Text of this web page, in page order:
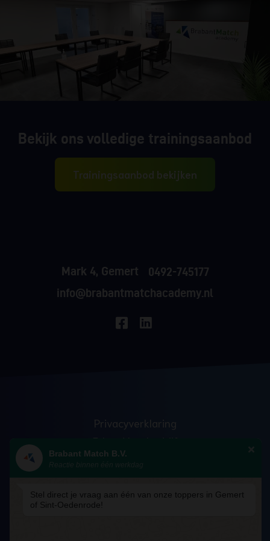
Bekijk ons volledige trainingsaanbod
Trainingsaanbod bekijken
Mark 4, Gemert
0492-745177
info@brabantmatchacademy.nl
Privacyverklaring
Erkend leerbedrijf
Anti discriminatie
Veelgestelde vragen
Blog
Brabant Match B.V.
Stel direct je vraag aan één van onze toppers in Gemert
of Sint-Oedenrode!